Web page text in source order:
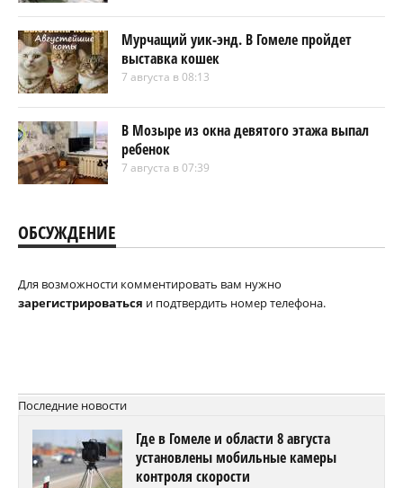
Мурчащий уик-энд. В Гомеле пройдет
выставка кошек
7 августа в 08:13
В Мозыре из окна девятого этажа выпал
ребенок
7 августа в 07:39
ОБСУЖДЕНИЕ
Для возможности комментировать вам нужно
зарегистрироваться и подтвердить номер телефона.
Последние новости
Где в Гомеле и области 8 августа
установлены мобильные камеры
контроля скорости